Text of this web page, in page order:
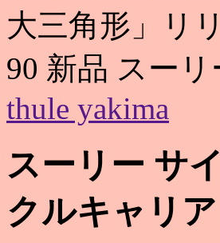
大三角形」リ
90 新品 スー
thule yakima
スーリー サ
クルキャリ